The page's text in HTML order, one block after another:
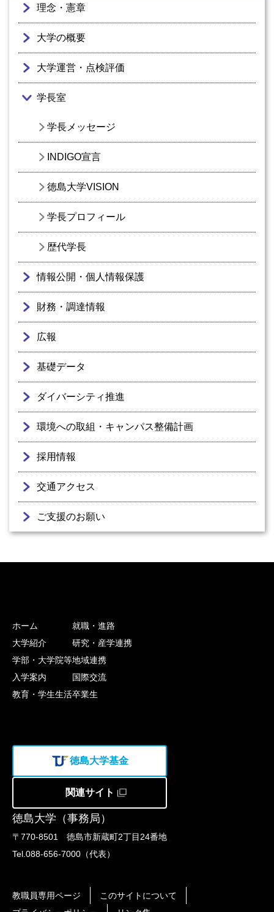
理念・憲章
大学の概要
大学運営・点検評価
学長室
学長メッセージ
INDIGO宣言
徳島大学VISION
学長プロフィール
歴代学長
情報公開・個人情報保護
財務・調達情報
広報
基礎データ
ダイバーシティ推進
環境への取組・キャンパス整備計画
採用情報
交通アクセス
ご支援のお願い
徳島大学（事務局）
〒770-8501 徳島市新蔵町2丁目24番地
Tel.088-656-7000（代表）
ホーム
大学紹介
学部・大学院等
入学案内
教育・学生生活
就職・進路
研究・産学連携
地域連携
国際交流
卒業生
徳島大学基金
関連サイト
教職員専用ページ
このサイトについて